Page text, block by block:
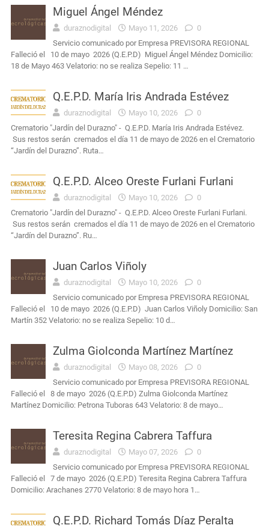
Miguel Ángel Méndez
duraznodigital Mayo 11, 2026
0
Servicio comunicado por Empresa PREVISORA REGIONAL
Falleció el 10 de mayo 2026 (Q.E.P.D) Miguel Ángel Méndez Domicilio:
18 de Mayo 463 Velatorio: no se realiza Sepelio: 11 …
Q.E.P.D. María Iris Andrada Estévez
duraznodigital Mayo 10, 2026
0
Crematorio "Jardín del Durazno" - Q.E.P.D. María Iris Andrada Estévez.
Sus restos serán cremados el día 11 de mayo de 2026 en el Crematorio
“Jardín del Durazno”. Ruta…
Q.E.P.D. Alceo Oreste Furlani Furlani
duraznodigital Mayo 10, 2026
0
Crematorio "Jardín del Durazno" - Q.E.P.D. Alceo Oreste Furlani Furlani.
Sus restos serán cremados el día 11 de mayo de 2026 en el Crematorio
“Jardín del Durazno”. Ru…
Juan Carlos Viñoly
duraznodigital Mayo 10, 2026
0
Servicio comunicado por Empresa PREVISORA REGIONAL
Falleció el 10 de mayo 2026 (Q.E.P.D) Juan Carlos Viñoly Domicilio: San
Martín 352 Velatorio: no se realiza Sepelio: 10 d…
Zulma Giolconda Martínez Martínez
duraznodigital Mayo 08, 2026
0
Servicio comunicado por Empresa PREVISORA REGIONAL
Falleció el 8 de mayo 2026 (Q.E.P.D) Zulma Giolconda Martínez
Martínez Domicilio: Petrona Tuboras 643 Velatorio: 8 de mayo…
Teresita Regina Cabrera Taffura
duraznodigital Mayo 07, 2026
0
Servicio comunicado por Empresa PREVISORA REGIONAL
Falleció el 7 de mayo 2026 (Q.E.P.D) Teresita Regina Cabrera Taffura
Domicilio: Arachanes 2770 Velatorio: 8 de mayo hora 1…
Q.E.P.D. Richard Tomás Díaz Peralta